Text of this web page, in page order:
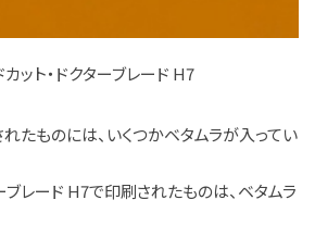
カット・ドクターブレード H7
たものには、いくつかベタムラが入ってい
ブレード H7で印刷されたものは、ベタムラ